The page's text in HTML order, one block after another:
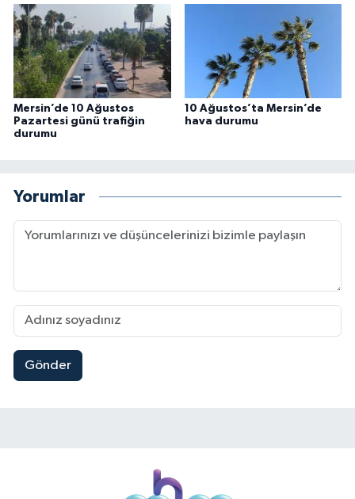
Mersin’de 10 Ağustos
Pazartesi günü trafiğin
durumu
10 Ağustos’ta Mersin’de
hava durumu
Yorumlar
Gönder